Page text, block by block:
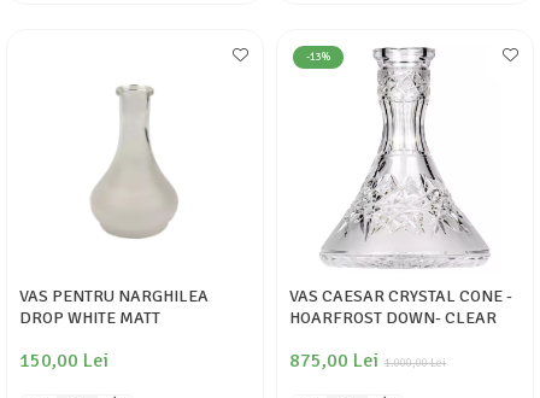
VAS PENTRU NARGHILEA
DROP WHITE MATT
150,00 Lei
-13%
VAS CAESAR CRYSTAL CONE -
HOARFROST DOWN- CLEAR
1.000,00 Lei
875,00 Lei